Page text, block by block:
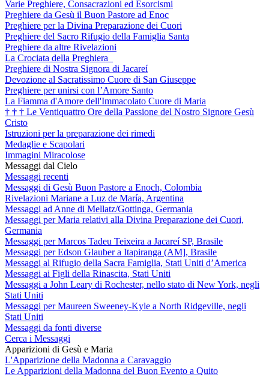
Varie Preghiere, Consacrazioni ed Esorcismi
Preghiere da Gesù il Buon Pastore ad Enoc
Preghiere per la Divina Preparazione dei Cuori
Preghiere del Sacro Rifugio della Famiglia Santa
Preghiere da altre Rivelazioni
La Crociata della Preghiera
Preghiere di Nostra Signora di Jacareí
Devozione al Sacratissimo Cuore di San Giuseppe
Preghiere per unirsi con l’Amore Santo
La Fiamma d'Amore dell'Immacolato Cuore di Maria
† † † Le Ventiquattro Ore della Passione del Nostro Signore Gesù
Cristo
Istruzioni per la preparazione dei rimedi
Medaglie e Scapolari
Immagini Miracolose
Messaggi dal Cielo
Messaggi recenti
Messaggi di Gesù Buon Pastore a Enoch, Colombia
Rivelazioni Mariane a Luz de María, Argentina
Messaggi ad Anne di Mellatz/Gottinga, Germania
Messaggi per Maria relativi alla Divina Preparazione dei Cuori,
Germania
Messaggi per Marcos Tadeu Teixeira a Jacareí SP, Brasile
Messaggi per Edson Glauber a Itapiranga (AM], Brasile
Messaggi al Rifugio della Sacra Famiglia, Stati Uniti d’America
Messaggi ai Figli della Rinascita, Stati Uniti
Messaggi a John Leary di Rochester, nello stato di New York, negli
Stati Uniti
Messaggi per Maureen Sweeney-Kyle a North Ridgeville, negli
Stati Uniti
Messaggi da fonti diverse
Cerca i Messaggi
Apparizioni di Gesù e Maria
L'Apparizione della Madonna a Caravaggio
Le Apparizioni della Madonna del Buon Evento a Quito